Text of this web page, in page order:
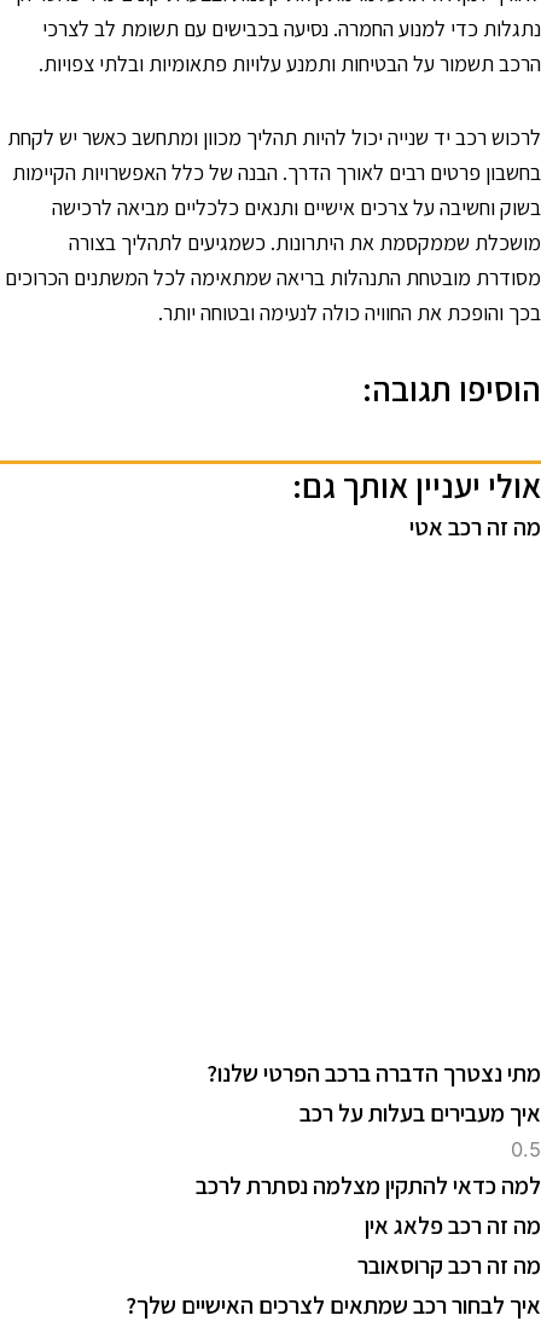
כדי למנוע החמרה. נסיעה בכבישים עם תשומת לב לצרכי
תשמור על הבטיחות ותמנע עלויות פתאומיות ובלתי צפויות.
רכב יד שנייה יכול להיות תהליך מכוון ומתחשב כאשר יש לקחת
פרטים רבים לאורך הדרך. הבנה של כלל האפשרויות הקיימות
וחשיבה על צרכים אישיים ותנאים כלכליים מביאה לרכישה
שממקסמת את היתרונות. כשמגיעים לתהליך בצורה
מובטחת התנהלות בריאה שמתאימה לכל המשתנים הכרוכים
והופכת את החוויה כולה לנעימה ובטוחה יותר.
תגובה:
יעניין אותך גם:
זה רכב אטי
נצטרך הדברה ברכב הפרטי שלנו?
מעבירים בעלות על רכב
כדאי להתקין מצלמה נסתרת לרכב
זה רכב פלאג אין
זה רכב קרוסאובר
לבחור רכב שמתאים לצרכים האישיים שלך?